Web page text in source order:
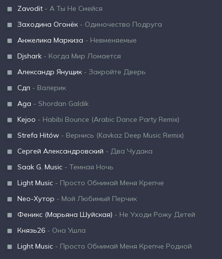
Zavodit - А Ты Не Смейся
Заходина Огонёк - Одиночество Подруга
Анжелика Маркиза - Невменяемые
Djshark - Когда Мир Ломается
Александр Янущик - Закройте Дверь
Сдп - Валерик
Aga - Shordan Galdik
Kejoo - Habibi Bounce (Arabic Dance Party Remix)
Strefa Hitów - Вернись (Kavkaz Deep Music Remix)
Сергей Александровский - Два Чудака
Saak G. Music - Темная Ночь
Light Music - Просто Обнимай Меня Крепче
Neo-Хутор - Мой Любимый Перчик
Феникс (Марьяна Шуйская) - Не Уходи Рожу Детей
Князь26 - Она Ушла
Light Music - Просто Обнимай Меня Крепче Родной